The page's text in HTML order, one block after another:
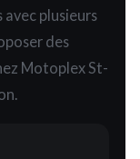
plusieurs
des
Motoplex St-